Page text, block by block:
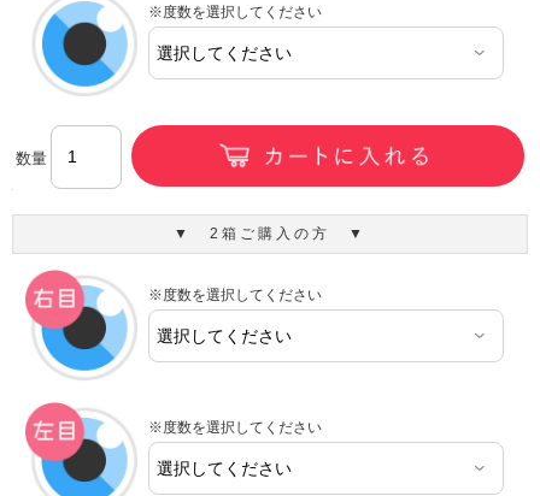
※度数を選択してください
数量
▼ 2箱ご購入の方 ▼
※度数を選択してください
※度数を選択してください